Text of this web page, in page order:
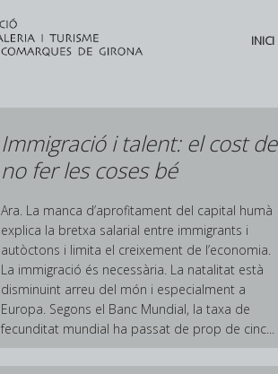
INICI
Immigració i talent: el cost de
no fer les coses bé
Ara. La manca d’aprofitament del capital humà
explica la bretxa salarial entre immigrants i
autòctons i limita el creixement de l’economia.
La immigració és necessària. La natalitat està
disminuint arreu del món i especialment a
Europa. Segons el Banc Mundial, la taxa de
fecunditat mundial ha passat de prop de cinc...